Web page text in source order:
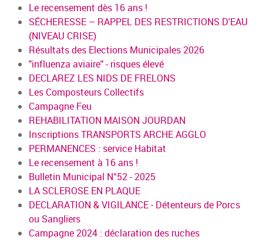
Le recensement dès 16 ans !
SÉCHERESSE – RAPPEL DES RESTRICTIONS D'EAU
(NIVEAU CRISE)
Résultats des Elections Municipales 2026
"influenza aviaire" - risques élevé
DECLAREZ LES NIDS DE FRELONS
Les Composteurs Collectifs
Campagne Feu
REHABILITATION MAISON JOURDAN
Inscriptions TRANSPORTS ARCHE AGGLO
PERMANENCES : service Habitat
Le recensement à 16 ans !
Bulletin Municipal N°52 - 2025
LA SCLEROSE EN PLAQUE
DECLARATION & VIGILANCE - Détenteurs de Porcs
ou Sangliers
Campagne 2024 : déclaration des ruches